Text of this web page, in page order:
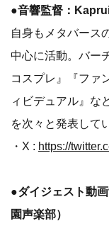
●音響監督：
自身もメタバース
中心に活動。バー
コスプレ』『ファ
ィビデュアル』な
を次々と発表して
・X : https://
●ダイジェスト動
園声楽部）